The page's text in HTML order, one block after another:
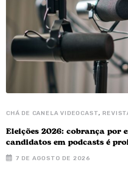
CHÁ DE CANELA VIDEOCAST,
Eleições 2026: cobrança por
candidatos em podcasts é
7 DE AGOSTO DE 2026